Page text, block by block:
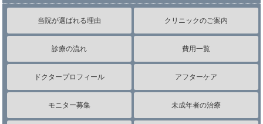
当院が選ばれる理由 クリニックのご案内
診療の流れ 費用一覧
ドクタープロフィール アフターケア
モニター募集 未成年者の治療